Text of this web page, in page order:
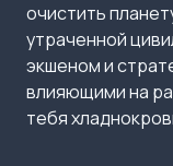
очистить
утраченной
экшеном и
влияющими на
тебя